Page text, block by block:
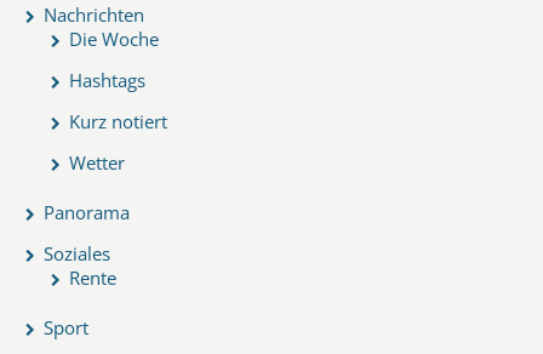
Nachrichten
Die Woche
Hashtags
Kurz notiert
Wetter
Panorama
Soziales
Rente
Sport